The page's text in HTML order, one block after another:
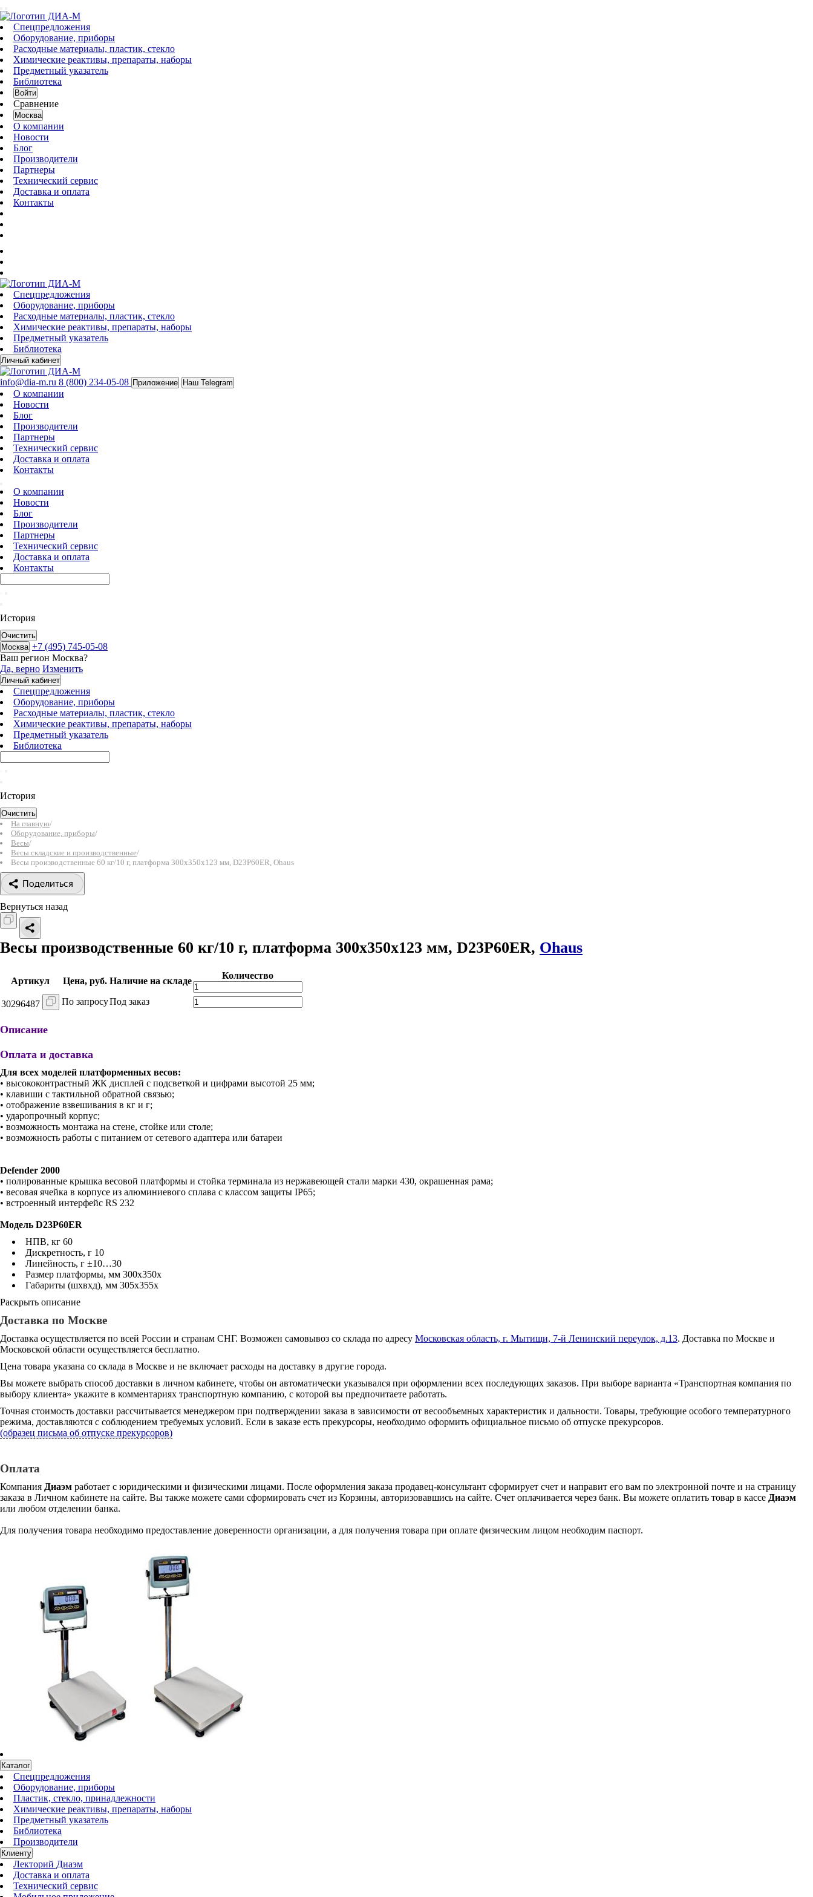
Спецпредложения
Оборудование, приборы
Расходные материалы, пластик, стекло
Химические реактивы, препараты, наборы
Предметный указатель
Библиотека
Войти
Сравнение
Москва
О компании
Новости
Блог
Производители
Партнеры
Технический сервис
Доставка и оплата
Контакты
Спецпредложения
Оборудование, приборы
Расходные материалы, пластик, стекло
Химические реактивы, препараты, наборы
Предметный указатель
Библиотека
Личный кабинет
info@dia-m.ru 8 (800) 234-05-08 Приложение Наш Telegram
О компании
Новости
Блог
Производители
Партнеры
Технический сервис
Доставка и оплата
Контакты
О компании
Новости
Блог
Производители
Партнеры
Технический сервис
Доставка и оплата
Контакты
История
Очистить
Москва +7 (495) 745-05-08
Ваш регион Москва?
Да, верно Изменить
Личный кабинет
Спецпредложения
Оборудование, приборы
Расходные материалы, пластик, стекло
Химические реактивы, препараты, наборы
Предметный указатель
Библиотека
История
Очистить
На главную/
Оборудование, приборы/
Весы/
Весы складские и производственные/
Весы производственные 60 кг/10 г, платформа 300х350х123 мм, D23P60ER, Ohaus
Поделиться
Вернуться назад
Весы производственные 60 кг/10 г, платформа 300х350х123 мм, D23P60ER, Ohaus
Артикул Цена, руб. Наличие на складе
Количество
30296487 По запросуПод заказ
Описание
Оплата и доставка
Для всех моделей платформенных весов:
• высококонтрастный ЖК дисплей с подсветкой и цифрами высотой 25 мм;
• клавиши с тактильной обратной связью;
• отображение взвешивания в кг и г;
• ударопрочный корпус;
• возможность монтажа на стене, стойке или столе;
• возможность работы с питанием от сетевого адаптера или батареи
Defender 2000
• полированные крышка весовой платформы и стойка терминала из нержавеющей стали марки 430, окрашенная рама;
• весовая ячейка в корпусе из алюминиевого сплава с классом защиты IP65;
• встроенный интерфейс RS 232
Модель D23P60ER
НПВ, кг 60
Дискретность, г 10
Линейность, г ±10…30
Размер платформы, мм 300x350x
Габариты (шxвxд), мм 305x355x
Раскрыть описание
Доставка по Москве
Доставка осуществляется по всей России и странам СНГ. Возможен самовывоз со склада по адресу Московская область, г. Мытищи, 7-й Ленинский переулок, д.13. Доставка по Москве и
Московской области осуществляется бесплатно.
Цена товара указана со склада в Москве и не включает расходы на доставку в другие города.
Вы можете выбрать способ доставки в личном кабинете, чтобы он автоматически указывался при оформлении всех последующих заказов. При выборе варианта «Транспортная компания по
выбору клиента» укажите в комментариях транспортную компанию, с которой вы предпочитаете работать.
Точная стоимость доставки рассчитывается менеджером при подтверждении заказа в зависимости от весообъемных характеристик и дальности. Товары, требующие особого температурного
режима, доставляются с соблюдением требуемых условий. Если в заказе есть прекурсоры, необходимо оформить официальное письмо об отпуске прекурсоров.
(образец письма об отпуске прекурсоров)
Оплата
Компания Диаэм работает с юридическими и физическими лицами. После оформления заказа продавец-консультант сформирует счет и направит его вам по электронной почте и на страницу
заказа в Личном кабинете на сайте. Вы также можете сами сформировать счет из Корзины, авторизовавшись на сайте. Счет оплачивается через банк. Вы можете оплатить товар в кассе Диаэм
или любом отделении банка.
Для получения товара необходимо предоставление доверенности организации, а для получения товара при оплате физическим лицом необходим паспорт.
Каталог
Спецпредложения
Оборудование, приборы
Пластик, стекло, принадлежности
Химические реактивы, препараты, наборы
Предметный указатель
Библиотека
Производители
Клиенту
Лекторий Диаэм
Доставка и оплата
Технический сервис